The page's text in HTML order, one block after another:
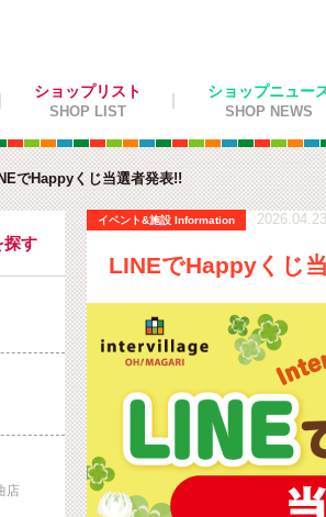
ショップリスト
SHOP LIST
ショップニュー
SHOP NEWS
でHappyくじ当選者発表!!
イベント&施設 Information
LINEでHappyくじ
探す
店